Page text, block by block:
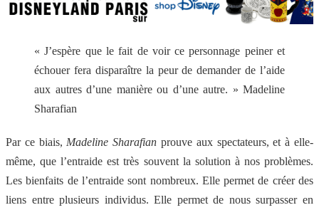
« J’espère que le fait de voir ce personnage peiner et
échouer fera disparaître la peur de demander de l’aide
aux autres d’une manière ou d’une autre. » Madeline
Sharafian
Par ce biais, Madeline Sharafian prouve aux spectateurs, et à elle-
même, que l’entraide est très souvent la solution à nos problèmes.
Les bienfaits de l’entraide sont nombreux. Elle permet de créer des
liens entre plusieurs individus. Elle permet de nous surpasser en